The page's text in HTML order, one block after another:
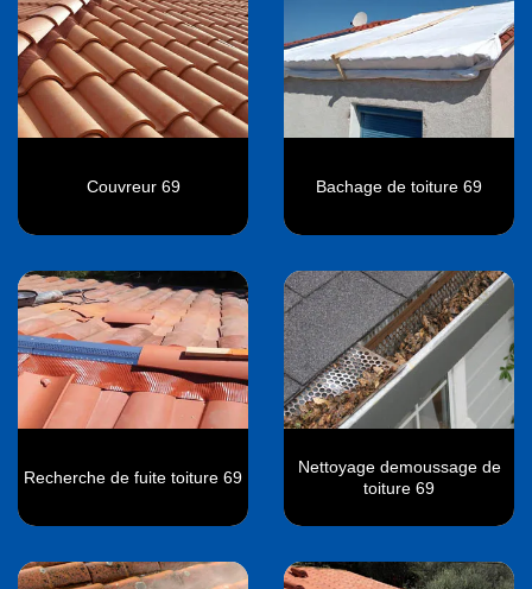
Couvreur 69 Bachage de toiture 69
Recherche de fuite toiture 69
Nettoyage demoussage de
toiture 69